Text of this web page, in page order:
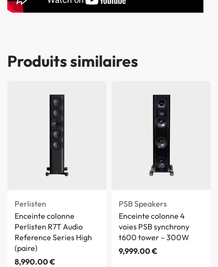
Produits similaires
Perlisten
Enceinte colonne
Perlisten R7T Audio
Reference Series High
(paire)
8,990.00€
PSB Speakers
Enceinte colonne 4
voies PSB synchrony
t600 tower – 300W
9,999.00€